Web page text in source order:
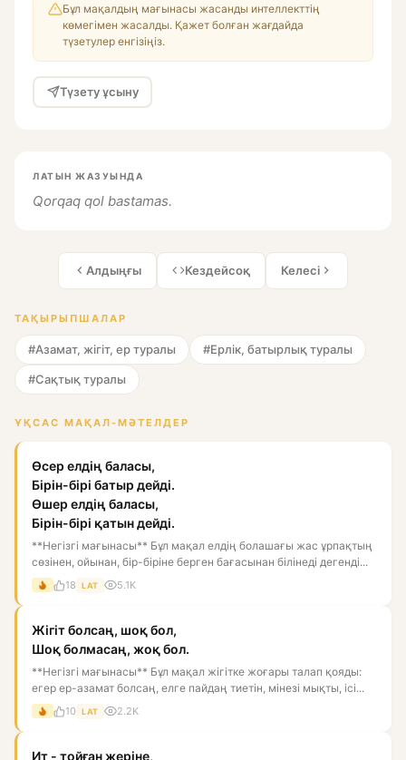
Бұл мақалдың мағынасы жасанды интеллекттің
көмегімен жасалды. Қажет болған жағдайда
түзетулер енгізіңіз.
Түзету ұсыну
ЛАТЫН ЖАЗУЫНДА
Qorqaq qol bastamas.
Алдыңғы Кездейсоқ Келесі
ТАҚЫРЫПШАЛАР
#Азамат, жігіт, ер туралы #Ерлік, батырлық туралы
#Сақтық туралы
ҰҚСАС МАҚАЛ-МӘТЕЛДЕР
Өсер елдің баласы,
Бірін-бірі батыр дейді.
Өшер елдің баласы,
Бірін-бірі қатын дейді.
**Негізгі мағынасы** Бұл мақал елдің болашағы жас ұрпақтың
сөзінен, ойынан, бір-біріне берген бағасынан білінеді дегенді...
18 LAT 5.1K
Жігіт болсаң, шоқ бол,
Шоқ болмасаң, жоқ бол.
**Негізгі мағынасы** Бұл мақал жігітке жоғары талап қояды:
егер ер-азамат болсаң, елге пайдаң тиетін, мінезі мықты, ісі...
10 LAT 2.2K
Ит - тойған жеріне,